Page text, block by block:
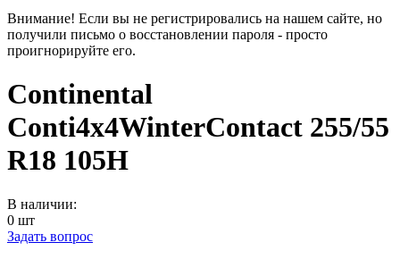
Внимание! Если вы не регистрировались на нашем сайте, но
получили письмо о восстановлении пароля - просто
проигнорируйте его.
Continental
Conti4x4WinterContact 255/55
R18 105H
В наличии:
0 шт
Задать вопрос